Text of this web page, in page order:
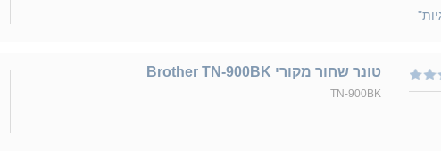
טונר שחור מקורי Brother TN-900BK
TN-900BK